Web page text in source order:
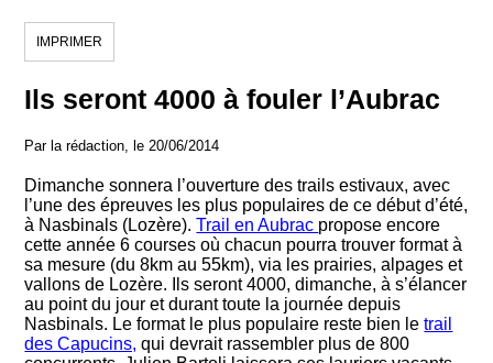
IMPRIMER
Ils seront 4000 à fouler l’Aubrac
Par la rédaction, le 20/06/2014
Dimanche sonnera l’ouverture des trails estivaux, avec
l’une des épreuves les plus populaires de ce début d’été,
à Nasbinals (Lozère).Trail en Aubrac propose encore
cette année 6 courses où chacun pourra trouver format à
sa mesure (du 8km au 55km), via les prairies, alpages et
vallons de Lozère. Ils seront 4000, dimanche, à s’élancer
au point du jour et durant toute la journée depuis
Nasbinals. Le format le plus populaire reste bien letrail
des Capucins, qui devrait rassembler plus de 800